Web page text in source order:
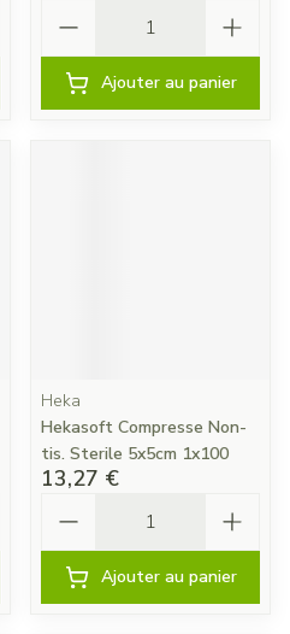
Ajouter au panier
Heka
Hekasoft Compresse Non-
tis. Sterile 5x5cm 1x100
13,27 €
Ajouter au panier